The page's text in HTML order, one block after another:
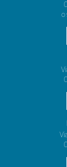
o